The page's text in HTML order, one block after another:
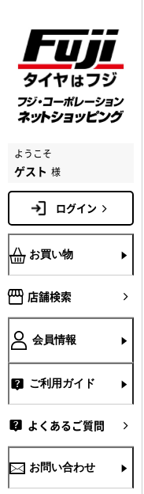
ようこそ
ゲスト 様
ログイン
お買い物
店舗検索
会員情報
ご利用ガイド
よくあるご質問
お問い合わせ